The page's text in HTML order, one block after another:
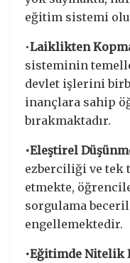
eğitim sistemi
•Laiklikten
sisteminin
devlet işlerini
inançlara sahip
bırakmaktadır.
•Eleştirel
ezberciliği ve tek
etmekte,
sorgulama
engellemektedir.
•Eğitimde Nitelik